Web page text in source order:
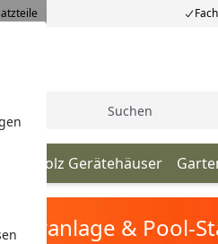
Holz Gerätehäuser
& Pool-